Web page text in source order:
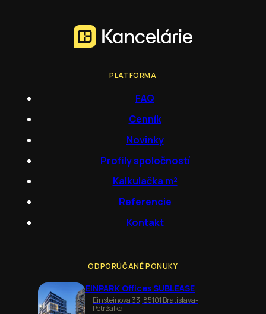
PLATFORMA
FAQ
Cenník
Novinky
Profily spoločností
Kalkulačka m²
Referencie
Kontakt
ODPORÚČANÉ PONUKY
EINPARK Offices SUBLEASE
Einsteinova 33, 85101 Bratislava-
Petržalka